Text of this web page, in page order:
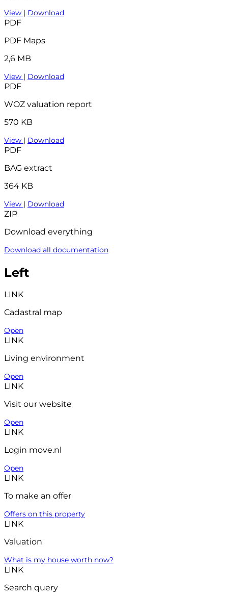
View | Download
PDF
PDF Maps
2,6 MB
View | Download
PDF
WOZ valuation report
570 KB
View | Download
PDF
BAG extract
364 KB
View | Download
ZIP
Download everything
Download all documentation
Left
LINK
Cadastral map
Open
LINK
Living environment
Open
LINK
Visit our website
Open
LINK
Login move.nl
Open
LINK
To make an offer
Offers on this property
LINK
Valuation
What is my house worth now?
LINK
Search query